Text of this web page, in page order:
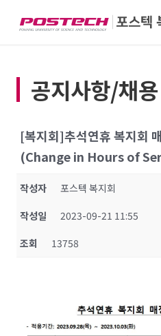
공지사항/채용
[복지회]추석연휴 복지회
(Change in Hours of
작성자
포스텍 복지회
작성일
2023-09-21 11:55
조회
13758